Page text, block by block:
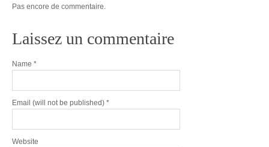
Pas encore de commentaire.
Laissez un commentaire
Name *
Email (will not be published) *
Website